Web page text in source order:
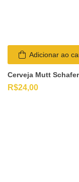
Adicionar ao
Cerveja Mutt
R$24,00